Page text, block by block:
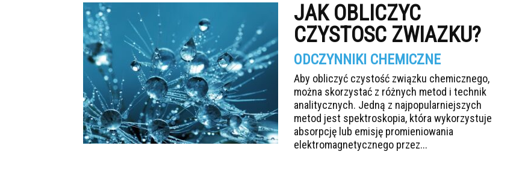
JAK OBLICZYC
CZYSTOSC ZWIAZKU?
ODCZYNNIKI CHEMICZNE
Aby obliczyć czystość związku chemicznego,
można skorzystać z różnych metod i technik
analitycznych. Jedną z najpopularniejszych
metod jest spektroskopia, która wykorzystuje
absorpcję lub emisję promieniowania
elektromagnetycznego przez...